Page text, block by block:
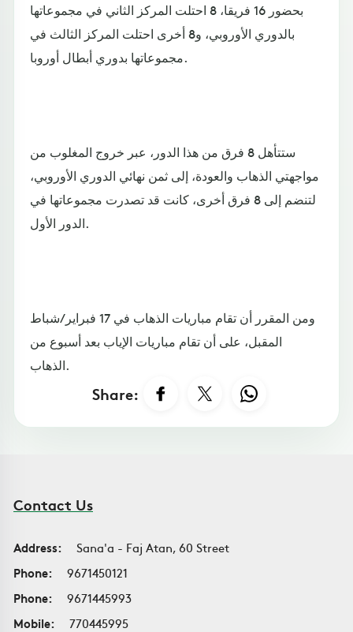
بحضور 16 فريقا، 8 احتلت المركز الثاني في مجموعاتها
بالدوري الأوروبي، و8 أخرى احتلت المركز الثالث في
مجموعاتها بدوري أبطال أوروبا.
ستتأهل 8 فرق من هذا الدور، عبر خروج المغلوب من
مواجهتي الذهاب والعودة، إلى ثمن نهائي الدوري الأوروبي،
لتنضم إلى 8 فرق أخرى، كانت قد تصدرت مجموعاتها في
الدور الأول.
ومن المقرر أن تقام مباريات الذهاب في 17 فبراير/شباط
المقبل، على أن تقام مباريات الإياب بعد أسبوع من
الذهاب.
Share:
Contact Us
Address:
Sana'a - Faj Atan, 60 Street
Phone:
9671450121
Phone:
9671445993
Mobile:
770445995